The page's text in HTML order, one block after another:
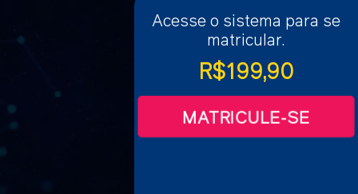
Acesse o sistema para se
matricular.
R$199,90
MATRICULE-SE